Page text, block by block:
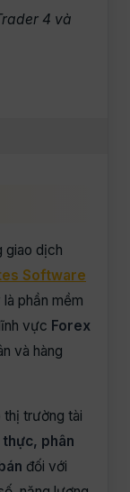
4 và
giao dịch
Software
phần mềm
vực Forex
và hàng
trường tài
phân
đối với